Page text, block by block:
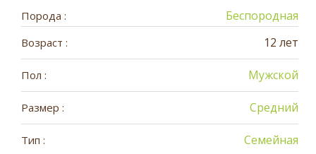
Порода : Беспородная
Возраст : 12 лет
Пол : Мужской
Размер : Средний
Тип : Семейная